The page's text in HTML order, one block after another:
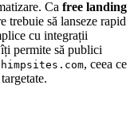
Ca free landing
trebuie să lanseze rapid
cu integrații
permite să publici
, ceea ce